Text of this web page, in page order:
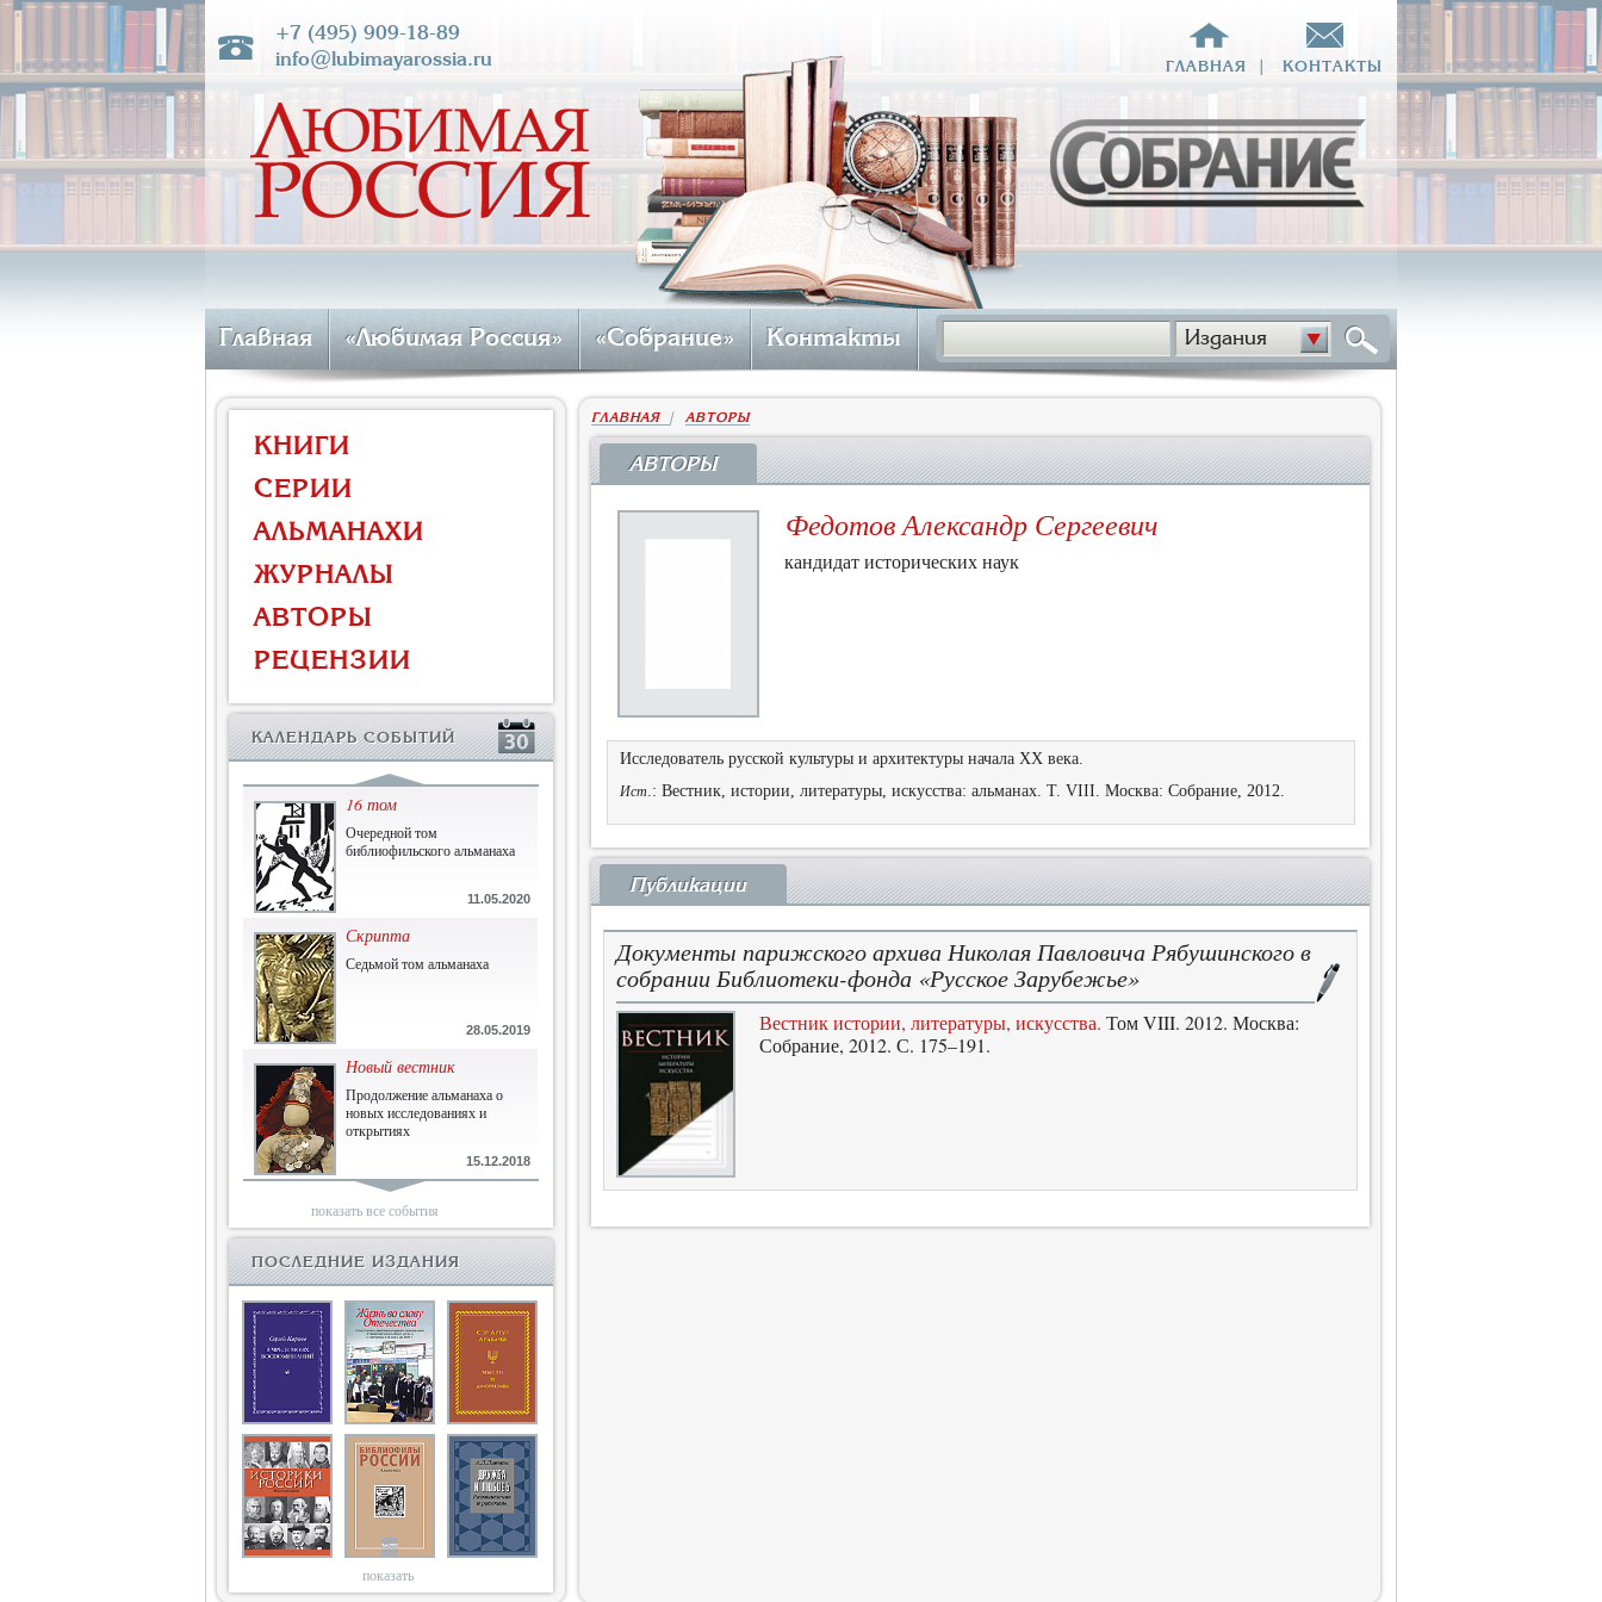
+7 (495) 909-18-89
info@lubimayarossia.ru
ГЛАВНАЯ КОНТАКТЫ
Главная «Любимая Россия» «Собрание» Контакты Издания
КНИГИ
СЕРИИ
АЛЬМАНАХИ
ЖУРНАЛЫ
АВТОРЫ
РЕЦЕНЗИИ
КАЛЕНДАРЬ СОБЫТИЙ
Власть и церковь
Противостояние во время
массового голода
История и историческая
исторической мысли
16 том
Очередной том
библиофильского альманаха
11.05.2020
Скрипта
Седьмой том альманаха
28.05.2019
Новый вестник
Продолжение альманаха о
новых исследованиях и
открытиях
15.12.2018
Библиофилам
Четырнадцатый и не последний
Двенадцатый
Новый том Вестника истории,
литературы, искусства
25.09.2017
Книги блокады
Последняя книга Т.В.Сталевой
15.06.2017
Энциклопедия историков
показать все события
ПОСЛЕДНИЕ ИЗДАНИЯ
показать
ГЛАВНАЯ |АВТОРЫ
АВТОРЫ
Федотов Александр Сергеевич
кандидат исторических наук
Исследователь русской культуры и архитектуры начала ХХ века.
Ист.: Вестник, истории, литературы, искусства: альманах. Т. VIII. Москва: Собрание, 2012.
Публикации
Документы парижского архива Николая Павловича Рябушинского в
собрании Библиотеки-фонда «Русское Зарубежье»
Вестник истории, литературы, искусства. Том VIII. 2012. Москва:
Собрание, 2012. С. 175–191.